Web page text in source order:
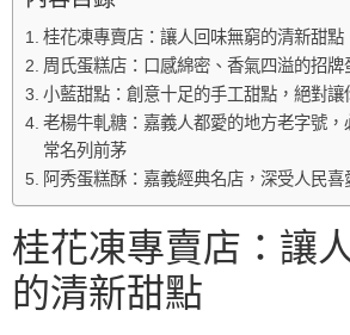
桂花凍專賣店：讓人回味無窮的清新甜點
周氏蛋糕店：口感綿密、香氣四溢的招牌
小藍甜點：創意十足的手工甜點，絕對讓
老楊牛軋糖：嘉義人都愛的地方老字號
常名列前茅
阿秀蛋糕酥：嘉義經典名店，深受人民喜
桂花凍專賣店：讓
的清新甜點